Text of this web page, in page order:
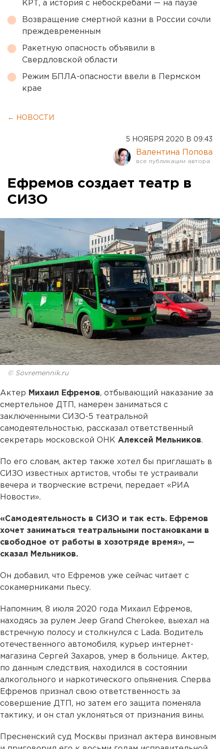
КРТ, а история с небоскребами — на паузе
Возвращение смертной казни в России сочли
преждевременным
Ракетную опасность объявили в
Свердловской области
Режим БПЛА-опасности ввели в Пермском
крае
← НОВОСТИ
5 НОЯБРЯ 2020 В 09:43
Валентина Попова
Ефремов создает театр в
СИЗО
© Sovremennik.ru
Актер Михаил Ефремов, отбывающий наказание за
смертельное ДТП, намерен заниматься с
заключенными СИЗО-5 театральной
самодеятельностью, рассказал ответственный
секретарь московской ОНК Алексей Мельников.
По его словам, актер также хотел бы приглашать в
СИЗО известных артистов, чтобы те устраивали
вечера и творческие встречи, передает «РИА
Новости».
«Самодеятельность в СИЗО и так есть. Ефремов
хочет заниматься театральными постановками в
свободное от работы в хозотряде время», —
сказал Мельников.
Он добавил, что Ефремов уже сейчас читает с
сокамерниками пьесу.
Напомним, 8 июля 2020 года Михаил Ефремов,
находясь за рулем Jeep Grand Cherokee, выехал на
встречную полосу и столкнулся с Lada. Водитель
отечественного автомобиля, курьер интернет-
магазина Сергей Захаров, умер в больнице. Актер,
по данным следствия, находился в состоянии
алкогольного и наркотического опьянения. Сперва
Ефремов признал свою ответственность за
совершение ДТП, но затем его защита поменяла
тактику, и он стал уклоняться от признания вины.
Пресненский суд Москвы признал актера виновным